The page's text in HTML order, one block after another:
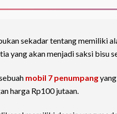
sekadar tentang memiliki
yang akan menjadi saksi bisu
mobil 7 penumpang
harga Rp100 jutaan.